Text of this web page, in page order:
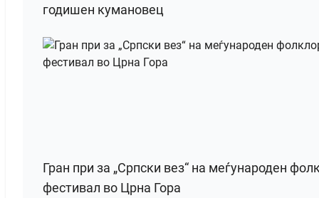
годишен кумановец
Гран при за „Српски вез“ на меѓународен
фестивал во Црна Гора